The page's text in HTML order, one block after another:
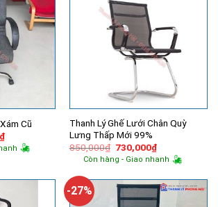
Cũ
Giá
hiện
tại
Thanh Lý Ghế Lưới Chân Quỳ
Lưng Thấp Mới 99%
850,000₫ Giá
gốc
là:
730,000₫Giá
hiện
tại
730,000₫.
Còn hàng - Giao nhanh
-27%